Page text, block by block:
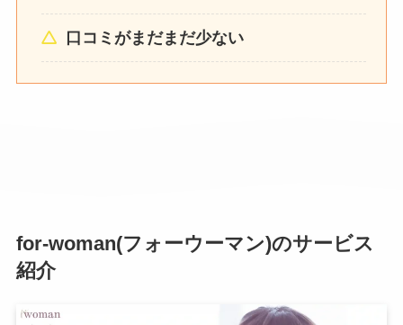
口コミがまだまだ少ない
for-woman(フォーウーマン)のサービス
紹介